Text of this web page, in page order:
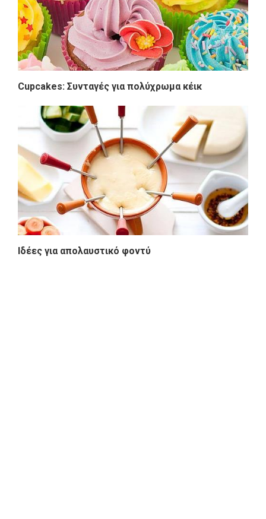
Cupcakes: Συνταγές για πολύχρωμα κέικ
Ιδέες για απολαυστικό φοντύ